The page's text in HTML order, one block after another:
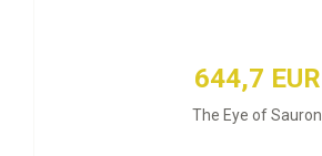
644,7 EUR
The Eye of Sauron